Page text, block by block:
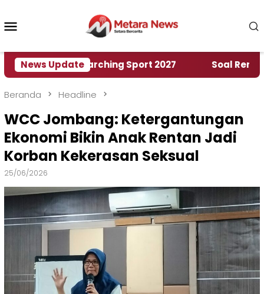
konten
News Update
Marching Sport 2027 ‎Soal Rencana
Beranda Headline
WCC Jombang: Ketergantungan
Ekonomi Bikin Anak Rentan Jadi
Korban Kekerasan Seksual
25/06/2026